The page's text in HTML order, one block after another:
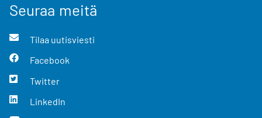
Seuraa meitä
Tilaa uutisviesti
Facebook
Twitter
LinkedIn